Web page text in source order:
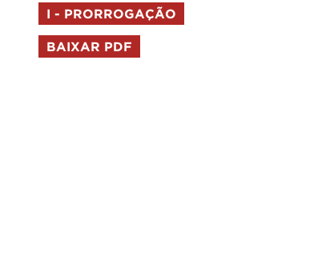
I - PRORROGAÇÃO
BAIXAR PDF